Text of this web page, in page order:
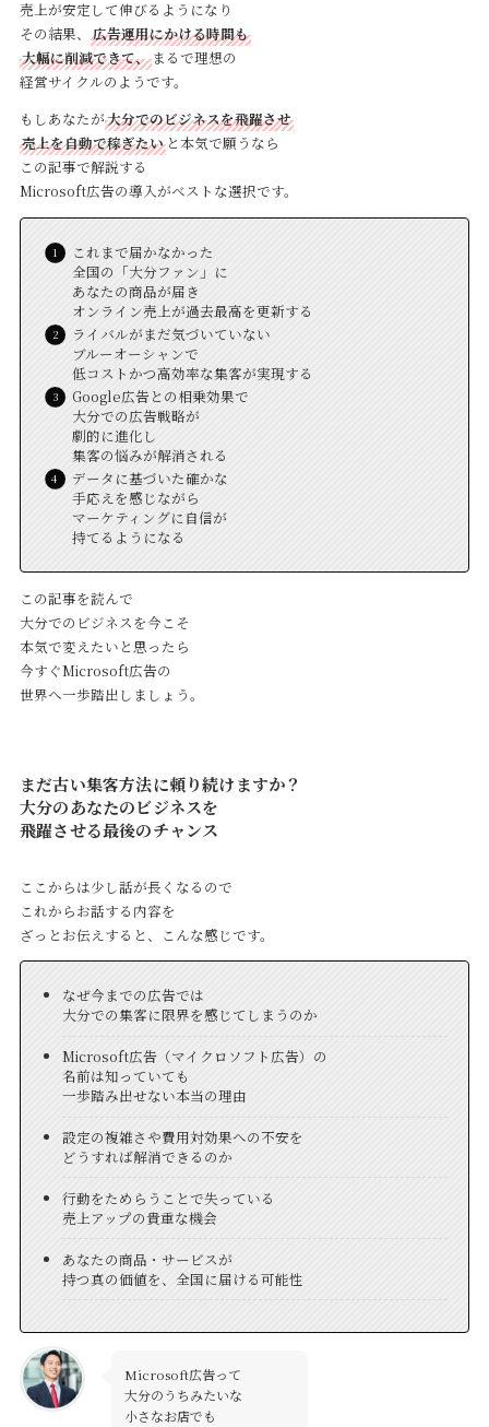
売上が安定して伸びるようになり
その結果、
広告運用にかける時間も
大幅に削減できて、まるで理想の
経営サイクルのようです。
もしあなたが大分でのビジネスを飛躍させ
売上を自動で稼ぎたいと本気で願うなら
この記事で解説する
Microsoft広告の導入がベストな選択です。
これまで届かなかった
全国の「大分ファン」に
あなたの商品が届き
オンライン売上が過去最高を更新する
ライバルがまだ気づいていない
ブルーオーシャンで
低コストかつ高効率な集客が実現する
Google広告との相乗効果で
大分での広告戦略が
劇的に進化し
集客の悩みが解消される
データに基づいた確かな
手応えを感じながら
マーケティングに自信が
持てるようになる
この記事を読んで
大分でのビジネスを今こそ
本気で変えたいと思ったら
今すぐMicrosoft広告の
世界へ一歩踏出しましょう。
まだ古い集客方法に頼り続けますか？
大分のあなたのビジネスを
飛躍させる最後のチャンス
ここからは少し話が長くなるので
これからお話する内容を
ざっとお伝えすると、こんな感じです。
なぜ今までの広告では
大分での集客に限界を感じてしまうのか
Microsoft広告（マイクロソフト広告）の
名前は知っていても
一歩踏み出せない本当の理由
設定の複雑さや費用対効果への不安を
どうすれば解消できるのか
行動をためらうことで失っている
売上アップの貴重な機会
あなたの商品・サービスが
持つ真の価値を、全国に届ける可能性
Microsoft広告って
大分のうちみたいな
小さなお店でも